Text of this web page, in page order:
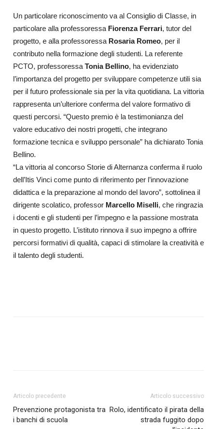
Un particolare riconoscimento va al Consiglio di Classe, in
particolare alla professoressa Fiorenza Ferrari, tutor del
progetto, e alla professoressa Rosaria Romeo, per il
contributo nella formazione degli studenti. La referente
PCTO, professoressaTonia Bellino, ha evidenziato
l’importanza del progetto per sviluppare competenze utili sia
per il futuro professionale sia per la vita quotidiana. La vittoria
rappresenta un’ulteriore conferma del valore formativo di
questi percorsi. “Questo premio è la testimonianza del
valore educativo dei nostri progetti, che integrano
formazione tecnica e sviluppo personale” ha dichiarato Tonia
Bellino.
“La vittoria al concorso Storie di Alternanza conferma il ruolo
dell’Itis Vinci come punto di riferimento per l’innovazione
didattica e la preparazione al mondo del lavoro”, sottolinea il
dirigente scolatico, professor Marcello Miselli, che ringrazia
i docenti e gli studenti per l’impegno e la passione mostrata
in questo progetto. L’istituto rinnova il suo impegno a offrire
percorsi formativi di qualità, capaci di stimolare la creatività e
il talento degli studenti.
Articolo precedente
Prevenzione protagonista tra
i banchi di scuola
Articolo successivo
Rolo, identificato il pirata della
strada fuggito dopo